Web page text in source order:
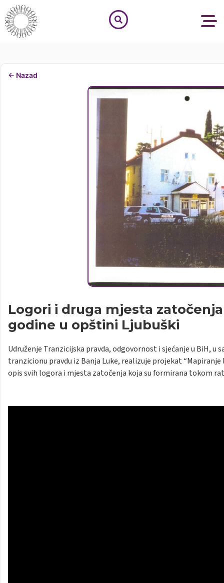
← Nazad
Logori i druga mjesta
godine u opštini Ljubuški
Udruženje Tranzicijska pravda, odgovornost i sjećanje u BiH,
tranzicionu pravdu iz Banja Luke, realizuje projekat
opis svih logora i mjesta zatočenja koja su formirana tokom